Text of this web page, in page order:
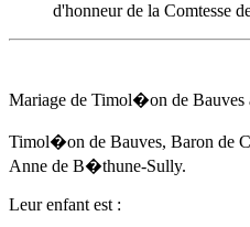
d'honneur de la Comtesse
Mariage de Timol�on de Bauves
Timol�on de Bauves, Baron de
Anne de B�thune-Sully.
Leur enfant est :